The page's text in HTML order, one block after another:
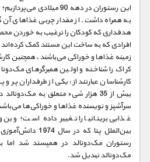
این رستوران در دهه 90
به همراه داشت. از مقدار چربی غذاهای آن
هدفداری که کودکان را ترغیب به خوردن
افرادی که به ساخت این مستند کمک کرده‌اند
زمینه غذاها و خوراکی می‌باشند، همچنین
کراک را شناخته و اولین همبرگرهای
کارشناسان عبارتند از: یکی از طرفداران پر
بیش از 35 هزار شیء متعلق به
سرآشپز و نویسنده غذاها و خوراکی‌ها
غذایی بریتانیا را تغییر داده است؛ و
بین‌الملل پتا که
مک‌دونالد تبدیل شد.